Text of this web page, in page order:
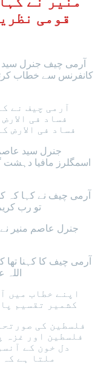
قومی
آرمی چیف جنرل سید
کانفرنس سے خطاب
آرمی چیف نے
فساد فی
فساد فی الارض
جنرل سید عاصم
اسمگلرز مافیا
آرمی چیف نے کہا کہ
تو رب
جنرل عاصم منیر
آرمی چیف کا کہنا
اپنے خطاب میں
کشمیر تقسیم
فلسطین کی
فلسطین اور غزہ
دل خون کے
ملتا ہے